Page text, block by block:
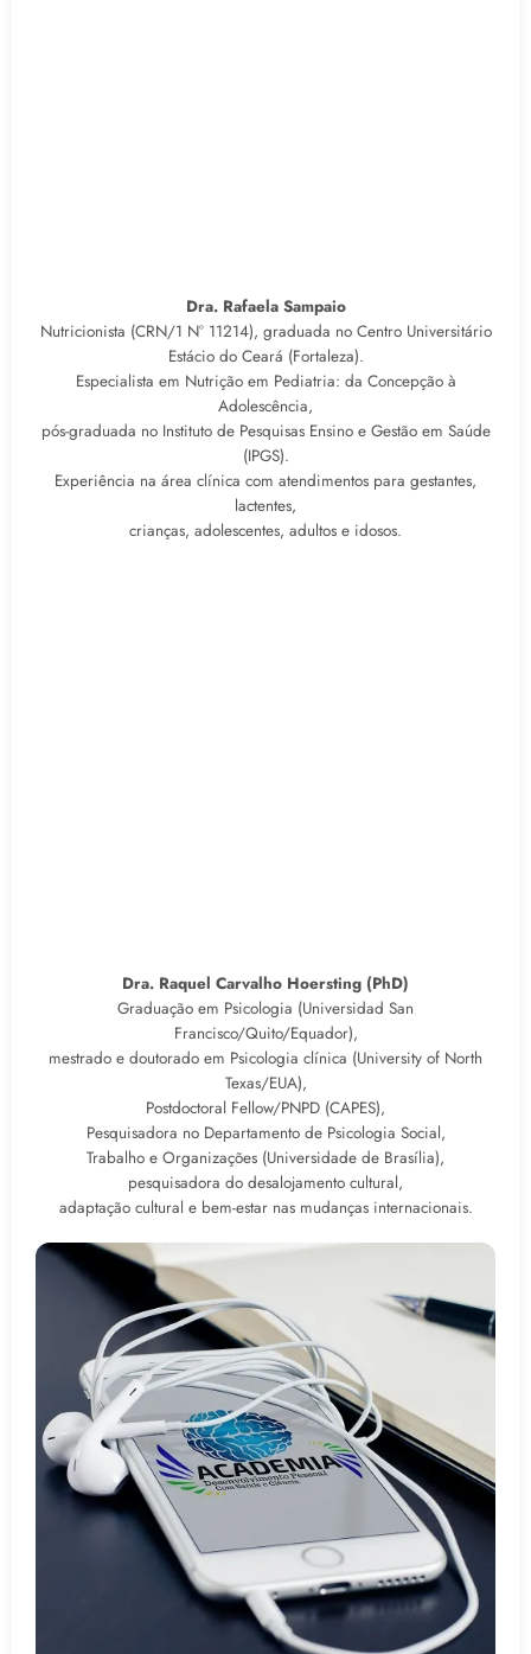
Dra. Rafaela Sampaio
Nutricionista (CRN/1 N° 11214), graduada no Centro Universitário
Estácio do Ceará (Fortaleza).
Especialista em Nutrição em Pediatria: da Concepção à
Adolescência,
pós-graduada no Instituto de Pesquisas Ensino e Gestão em Saúde
(IPGS).
Experiência na área clínica com atendimentos para gestantes,
lactentes,
crianças, adolescentes, adultos e idosos.
Dra. Raquel Carvalho Hoersting (PhD)
Graduação em Psicologia (Universidad San
Francisco/Quito/Equador),
mestrado e doutorado em Psicologia clínica (University of North
Texas/EUA),
Postdoctoral Fellow/PNPD (CAPES),
Pesquisadora no Departamento de Psicologia Social,
Trabalho e Organizações (Universidade de Brasília),
pesquisadora do desalojamento cultural,
adaptação cultural e bem-estar nas mudanças internacionais.